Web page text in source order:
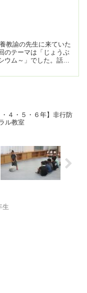
教諭の先生に来ていた
のテーマは「じょうぶ
ム～」でした。話を
４・５・６年】非行防
ル教室
生